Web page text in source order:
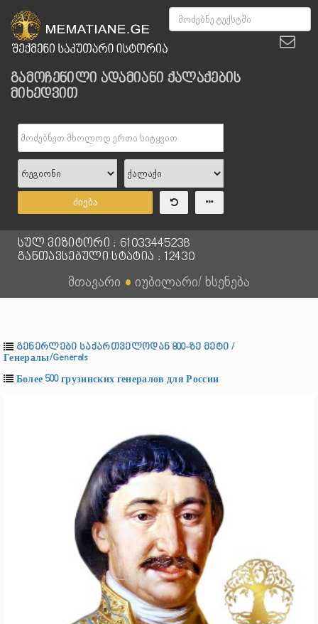
გამოჩენილი ადამიანი ქალაქების
მიხედვით
ძიება
სულ ვიზიტორი : 61033445238
განთავსებული სტატია : 12430
მთავარი ● იუბილარი/ ხსენება
გენერლები საქართველოდან 800-ზე მეტი /
Генералы/Generals
Более 500 грузинских генералов для России